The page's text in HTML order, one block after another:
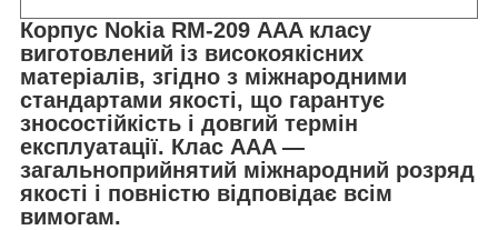
Корпус Nokia RM-209 АAA класу
виготовлений із високоякісних
матеріалів, згідно з міжнародними
стандартами якості, що гарантує
зносостійкість і довгий термін
експлуатації. Клас АAA —
загальноприйнятий міжнародний розряд
якості і повністю відповідає всім
вимогам.